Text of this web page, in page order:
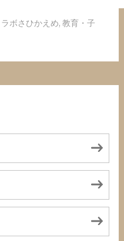
ラボさひかえめ, 教育・子